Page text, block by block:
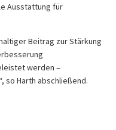
Ausstattung für
Beitrag zur Stärkung
werden –
so Harth abschließend.